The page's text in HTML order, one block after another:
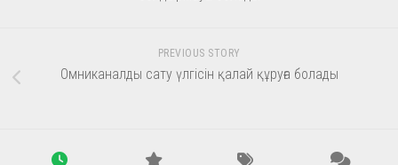
PREVIOUS STORY
Омниканалды сату үлгісін қалай құруға болады